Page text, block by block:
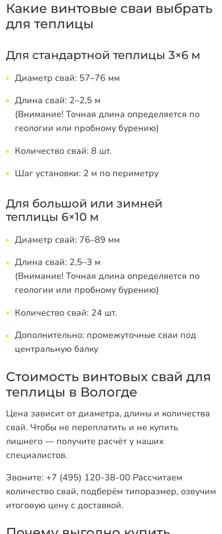
Какие винтовые сваи выбрать
для теплицы
Для стандартной теплицы 3×6 м
Диаметр свай: 57–76 мм
Длина свай: 2–2,5 м
(Внимание! Точная длина определяется по
геологии или пробному бурению)
Количество свай: 8 шт.
Шаг установки: 2 м по периметру
Для большой или зимней
теплицы 6×10 м
Диаметр свай: 76–89 мм
Длина свай: 2,5–3 м
(Внимание! Точная длина определяется по
геологии или пробному бурению)
Количество свай: 24 шт.
Дополнительно: промежуточные сваи под
центральную балку
Стоимость винтовых свай для
теплицы в Вологде
Цена зависит от диаметра, длины и количества
свай. Чтобы не переплатить и не купить
лишнего — получите расчёт у наших
специалистов.
Звоните: +7 (495) 120-38-00 Рассчитаем
количество свай, подберём типоразмер, озвучим
итоговую цену с доставкой.